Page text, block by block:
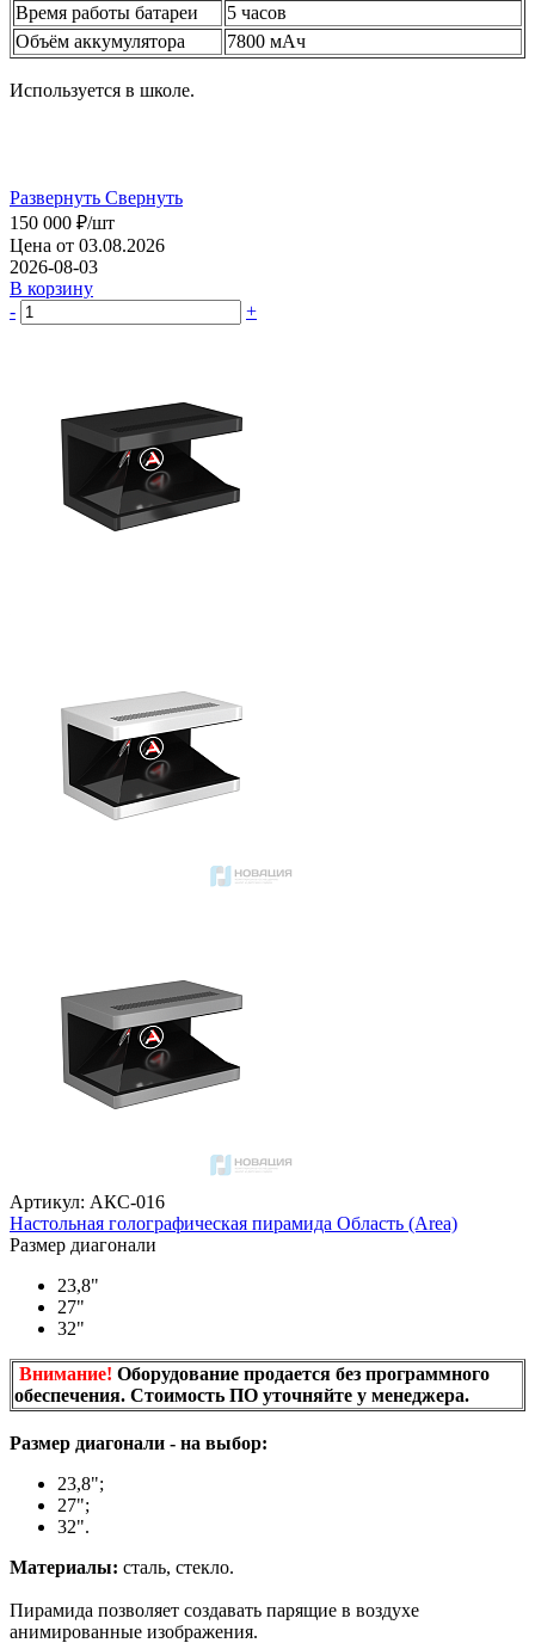
Время работы батареи
5 часов
Объём аккумулятора
7800 мАч
Используется в школе.
Развернуть Свернуть
150 000 ₽/шт
Цена от 03.08.2026
2026-08-03
В корзину
-
+
Артикул: АКС-016
Настольная голографическая пирамида Область (Area)
Размер диагонали
23,8"
27"
32"
Внимание! Оборудование продается без программного
обеспечения. Стоимость ПО уточняйте у менеджера.
Размер диагонали - на выбор:
23,8";
27";
32".
Материалы: сталь, стекло.
Пирамида позволяет создавать парящие в воздухе
анимированные изображения.